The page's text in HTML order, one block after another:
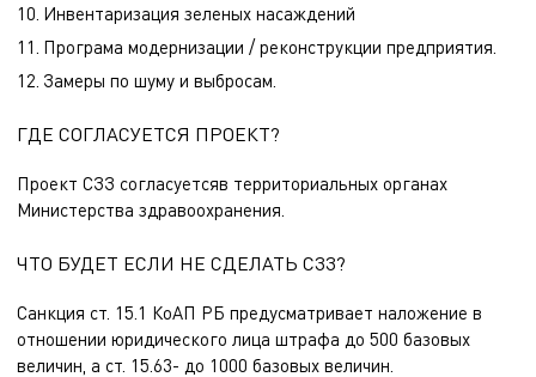
Инвентаризация зеленых насаждений
Програма модернизации / реконструкции предприятия.
Замеры по шуму и выбросам.
ГДЕ СОГЛАСУЕТСЯ ПРОЕКТ?
Проект СЗЗ согласуетсяв территориальных органах
Министерства здравоохранения.
ЧТО БУДЕТ ЕСЛИ НЕ СДЕЛАТЬ СЗЗ?
Санкция ст. 15.1 КоАП РБ предусматривает наложение в
отношении юридического лица штрафа до 500 базовых
величин, а ст. 15.63- до 1000 базовых величин.